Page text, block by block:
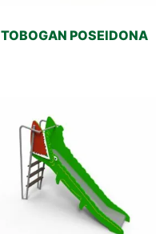
TOBOGAN POSEIDONA